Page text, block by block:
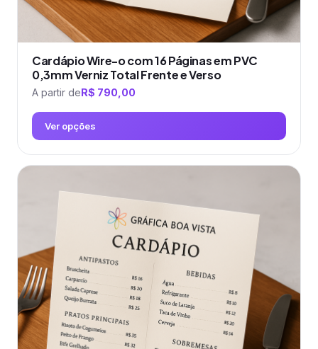
Cardápio Wire-o com 16 Páginas em PVC
0,3mm Verniz Total Frente e Verso
A partir deR$ 790,00
Ver opções
Este
produto
As
opções
podem
ser
escolhidas
na